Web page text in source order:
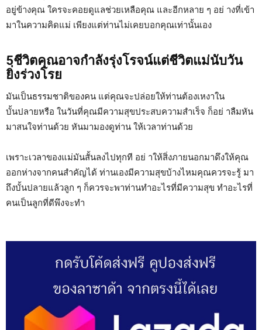
อยู่ข้างคุณ ใครจะคอยดูแลช่วยเหลือคุณ และอีกหลาย ๆ อย่ างที่เข้า
มาในความคิดแม่ เพียงแต่ท่านไม่เคยบอกคุณเท่านั้นเอง
5ชีวิตคุณอาจกำลังรุ่งโรจน์แต่ชีวิตแม่นับวัน
ยิ่งร่วงโรย
มันเป็นธรรมชาติของคน แต่คุณจะปล่อยให้ท่านต้องเหงาใน
บั้นปลายหรือ ในวันที่คุณมีความสุขประสบความสำเร็จ ก็อย่ าลืมหัน
มาสนใจท่านด้วย หันมามองดูท่าน ให้เวลาท่านด้วย
เพราะเวลาของแม่มันสั้นลงไปทุกที อย่ าให้สิ่งภายนอกมาดึงให้คุณ
ออกห่างจากคนสำคัญได้ ท่านเองมีความสุขบ้างไหมคุณควรจะรู้ มา
ถึงบั้นปลายแล้วลูก ๆ ก็ควรจะพาท่านทำอะไรที่มีความสุข ทำอะไรที่
คนเป็นลูกที่ดีพึงจะทำ